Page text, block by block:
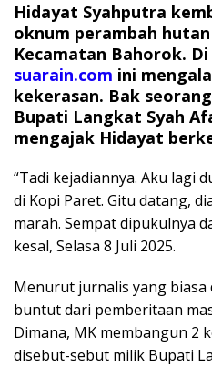
Hidayat Syahputra
oknum perambah
Kecamatan Bahorok.
suarain.com ini
kekerasan. Bak
Bupati Langkat Syah
mengajak Hidayat
“Tadi kejadiannya. Aku lagi
di Kopi Paret. Gitu datang,
marah. Sempat dipukulnya
kesal, Selasa 8 Juli 2025.
Menurut jurnalis yang biasa
buntut dari pemberitaan
Dimana, MK membangun 2
disebut-sebut milik Bupati